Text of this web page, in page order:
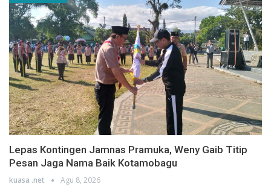
Lepas Kontingen Jamnas Pramuka, Weny Gaib Titip
Pesan Jaga Nama Baik Kotamobagu
kuasa .net Agu 8, 2026